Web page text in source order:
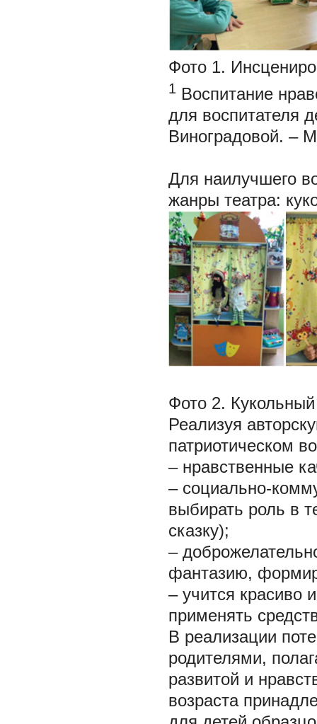
Фото 1.
1 Воспитание
для воспитателя
Виноградовой. –
Для наилучшего
жанры театра:
Фото 2.
Реализуя
патриотическом
– нравственные
– социально-
выбирать роль в
сказку);
–
фантазию,
– учится красиво
применять
В реализации
родителями,
развитой и
возраста